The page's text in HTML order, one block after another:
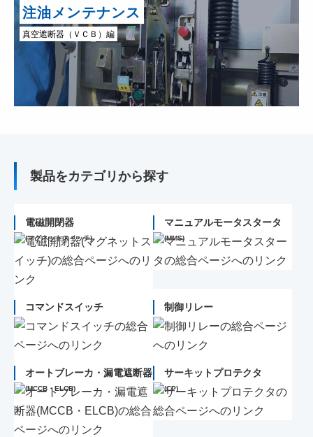
注油メンテナンス
真空遮断器（ＶＣＢ）編
製品をカテゴリから探す
電磁開閉器
(マグネットスイッチ)
マニュアルモータスタータ
(MMS)
コマンドスイッチ 制御リレー
オートブレーカ・漏電遮断器
(MCCB・ELCB)
サーキットプロテクタ
(CP)